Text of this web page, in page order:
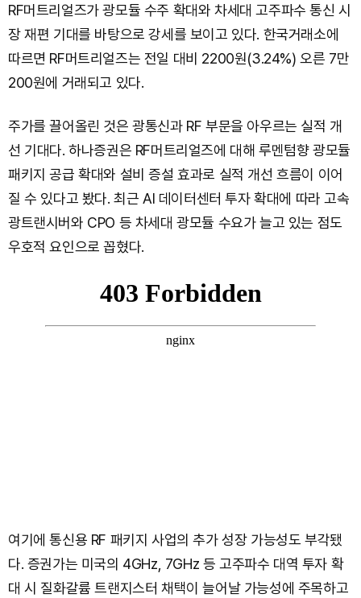
RF머트리얼즈가 광모듈 수주 확대와 차세대 고주파수 통신 시
장 재편 기대를 바탕으로 강세를 보이고 있다. 한국거래소에
따르면 RF머트리얼즈는 전일 대비 2200원(3.24%) 오른 7만
200원에 거래되고 있다.
주가를 끌어올린 것은 광통신과 RF 부문을 아우르는 실적 개
선 기대다. 하나증권은 RF머트리얼즈에 대해 루멘텀향 광모듈
패키지 공급 확대와 설비 증설 효과로 실적 개선 흐름이 이어
질 수 있다고 봤다. 최근 AI 데이터센터 투자 확대에 따라 고속
광트랜시버와 CPO 등 차세대 광모듈 수요가 늘고 있는 점도
우호적 요인으로 꼽혔다.
여기에 통신용 RF 패키지 사업의 추가 성장 가능성도 부각됐
다. 증권가는 미국의 4GHz, 7GHz 등 고주파수 대역 투자 확
대 시 질화갈륨 트랜지스터 채택이 늘어날 가능성에 주목하고